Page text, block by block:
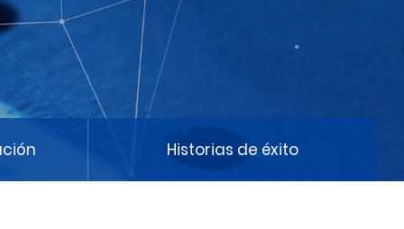
presentación
Historias de éxito
Hitos de la empresa
Hito del producto
Noticias / Eventos
GCC Distributor Club
Historias de éxito